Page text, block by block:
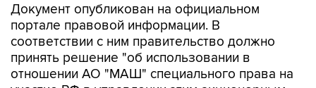
Документ опубликован на официальном
портале правовой информации. В
соответствии с ним правительство должно
принять решение "об использовании в
отношении АО "МАШ" специального права на